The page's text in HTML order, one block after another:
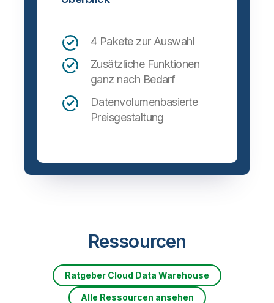
4 Pakete zur Auswahl
Zusätzliche Funktionen
ganz nach Bedarf
Datenvolumenbasierte
Preisgestaltung
Ressourcen
Ratgeber Cloud Data Warehouse
Alle Ressourcen ansehen